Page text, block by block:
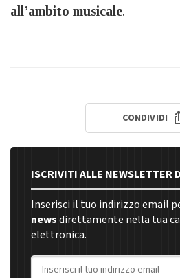
all’ambito musicale.
CONDIVIDI
ISCRIVITI ALLE NEWSLETTER
Inserisci il tuo indirizzo email
newsdirettamente nella tua
elettronica.
Indirizzo email